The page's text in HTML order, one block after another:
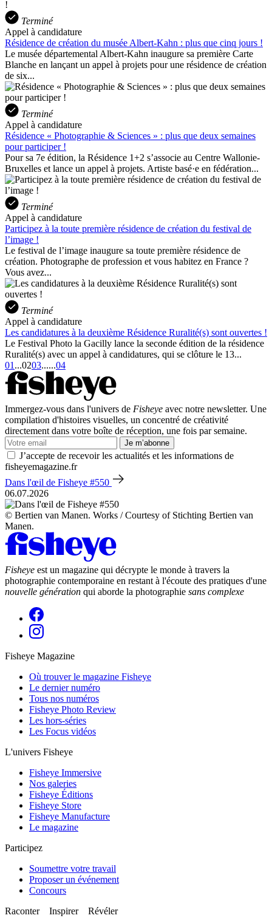
Terminé
Appel à candidature
Résidence de création du musée Albert-Kahn : plus que cinq jours !
Le musée départemental Albert-Kahn inaugure sa première Carte
Blanche en lançant un appel à projets pour une résidence de création
de six...
Terminé
Appel à candidature
Résidence « Photographie & Sciences » : plus que deux semaines
pour participer !
Pour sa 7e édition, la Résidence 1+2 s’associe au Centre Wallonie-
Bruxelles et lance un appel à projets. Artiste basé·e en fédération...
Terminé
Appel à candidature
Participez à la toute première résidence de création du festival de
l’image !
Le festival de l’image inaugure sa toute première résidence de
création. Photographe de profession et vous habitez en France ?
Vous avez...
Terminé
Appel à candidature
Les candidatures à la deuxième Résidence Ruralité(s) sont ouvertes !
Le Festival Photo la Gacilly lance la seconde édition de la résidence
Ruralité(s) avec un appel à candidatures, qui se clôture le 13...
01 ...0203......04
Immergez-vous dans l'univers de Fisheye avec notre newsletter. Une
compilation d'histoires visuelles, un concentré de créativité
directement dans votre boîte de réception, une fois par semaine.
Je m’abonne
J’accepte de recevoir les actualités et les informations de
fisheyemagazine.fr
Dans l'œil de Fisheye #550
06.07.2026
© Bertien van Manen. Works / Courtesy of Stichting Bertien van
Manen.
Fisheye est un magazine qui décrypte le monde à travers la
photographie contemporaine en restant à l'écoute des pratiques d'une
nouvelle génération qui aborde la photographie sans complexe
Fisheye Magazine
Où trouver le magazine Fisheye
Le dernier numéro
Tous nos numéros
Fisheye Photo Review
Les hors-séries
Les Focus vidéos
L'univers Fisheye
Fisheye Immersive
Nos galeries
Fisheye Éditions
Fisheye Store
Fisheye Manufacture
Le magazine
Participez
Soumettre votre travail
Proposer un événement
Concours
Raconter Inspirer Révéler